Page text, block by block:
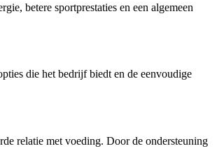
betere sportprestaties en een algemeen
die het bedrijf biedt en de eenvoudige
relatie met voeding. Door de ondersteuning